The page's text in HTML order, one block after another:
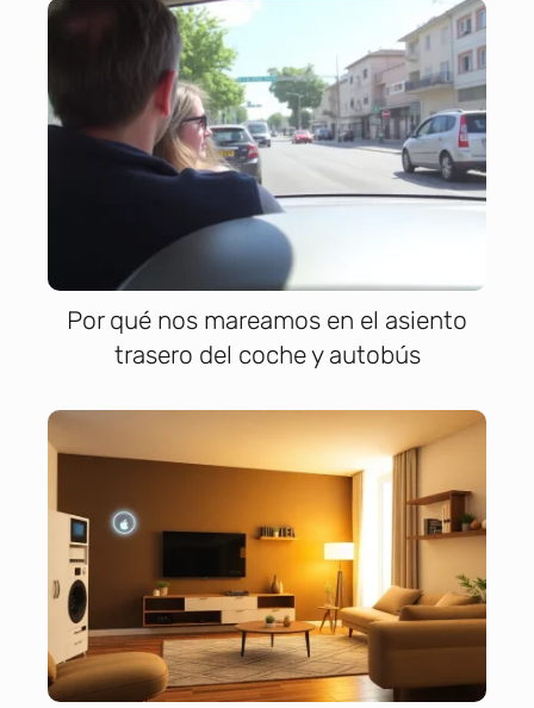
Por qué nos mareamos en el asiento
trasero del coche y autobús